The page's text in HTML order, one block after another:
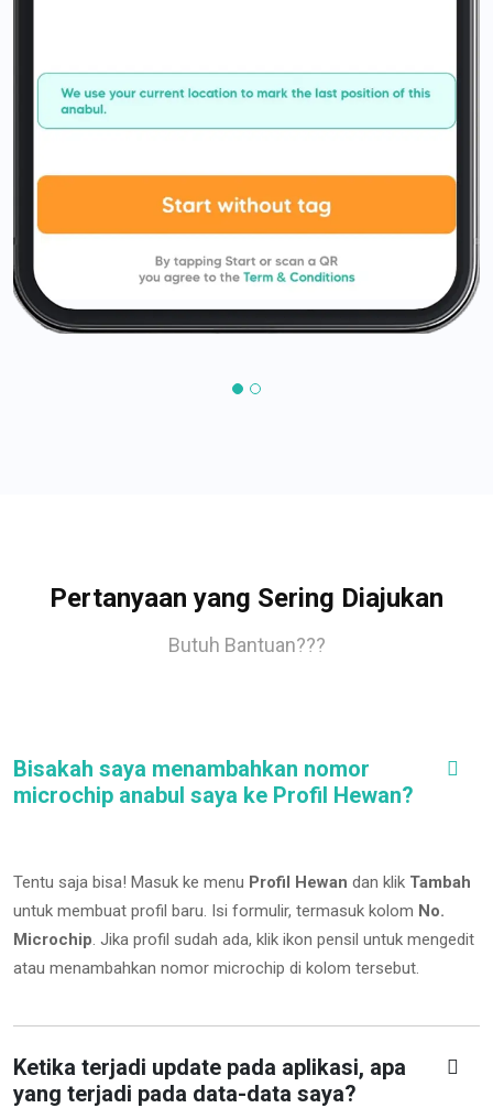
Pertanyaan yang Sering Diajukan
Butuh Bantuan???
Bisakah saya menambahkan nomor
microchip anabul saya ke Profil Hewan?
Tentu saja bisa! Masuk ke menu Profil Hewan dan klik Tambah
untuk membuat profil baru. Isi formulir, termasuk kolom No.
Microchip. Jika profil sudah ada, klik ikon pensil untuk mengedit
atau menambahkan nomor microchip di kolom tersebut.
Ketika terjadi update pada aplikasi, apa
yang terjadi pada data-data saya?